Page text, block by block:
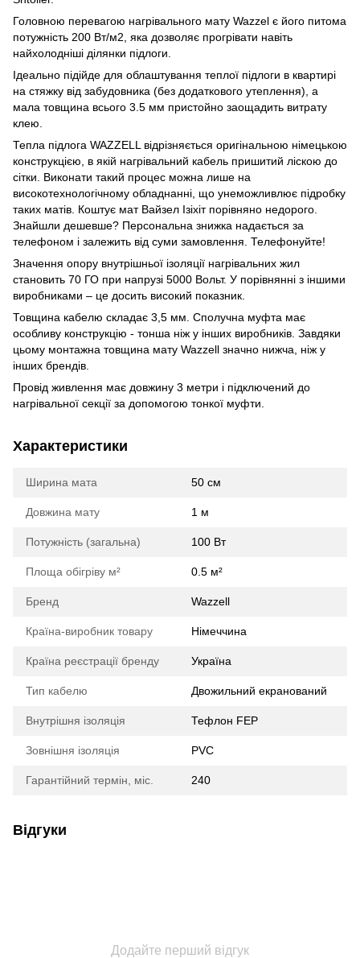
Головною перевагою нагрівального мату Wazzel є його питома
потужність 200 Вт/м2, яка дозволяє прогрівати навіть
найхолодніші ділянки підлоги.
Ідеально підійде для облаштування теплої підлоги в квартирі
на стяжку від забудовника (без додаткового утеплення), а
мала товщина всього 3.5 мм пристойно заощадить витрату
клею.
Тепла підлога WAZZELL відрізняється оригінальною німецькою
конструкцією, в якій нагрівальний кабель пришитий ліскою до
сітки. Виконати такий процес можна лише на
високотехнологічному обладнанні, що унеможливлює підробку
таких матів. Коштує мат Вайзел Ізіхіт порівняно недорого.
Знайшли дешевше? Персональна знижка надається за
телефоном і залежить від суми замовлення. Телефонуйте!
Значення опору внутрішньої ізоляції нагрівальних жил
становить 70 ГО при напрузі 5000 Вольт. У порівнянні з іншими
виробниками – це досить високий показник.
Товщина кабелю складає 3,5 мм. Сполучна муфта має
особливу конструкцію - тонша ніж у інших виробників. Завдяки
цьому монтажна товщина мату Wazzell значно нижча, ніж у
інших брендів.
Провід живлення має довжину 3 метри і підключений до
нагрівальної секції за допомогою тонкої муфти.
Характеристики
Ширина мата 50 cм
Довжина мату 1 м
Потужність (загальна) 100 Вт
Площа обігріву м² 0.5 м²
Бренд Wazzell
Країна-виробник товару Німеччина
Країна реєстрації бренду Україна
Тип кабелю Двожильний екранований
Внутрішня ізоляція Тефлон FEP
Зовнішня ізоляція PVC
Гарантійний термін, міс. 240
Відгуки
Додайте перший відгук